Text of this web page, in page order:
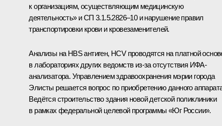
к организациям, осуществляющим медицинскую
деятельность» и СП 3.1.5.2826–10 и нарушение правил
транспортировки крови и кровезаменителей.
Анализы на HBS антиген, HCV проводятся на платной
в лабораториях других ведомств из‑за отсутствия ИФА-
анализатора. Управлением здравоохранения мэрии города
Элисты решается вопрос по приобретению данного
Ведётся строительство здания новой детской поликлиники
в рамках федеральной целевой программы «Юг России».